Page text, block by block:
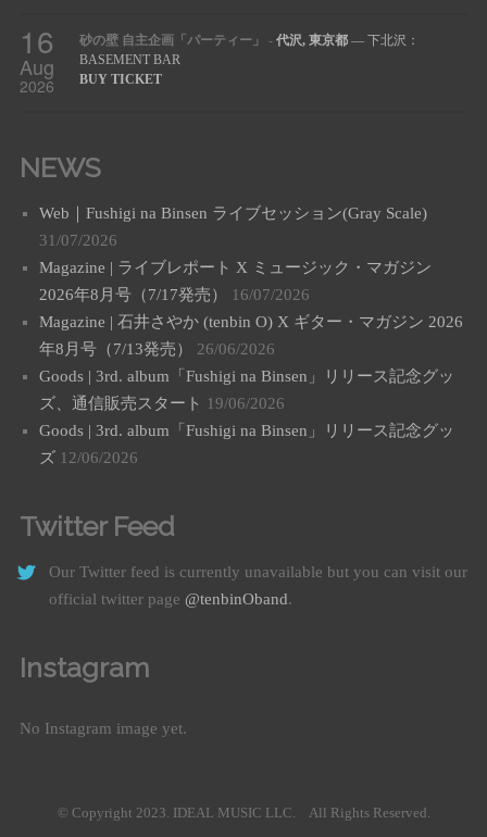
16
Aug
2026
砂の壁 自主企画「パーティー」 - 代沢, 東京都— 下北沢：
BASEMENT BAR
BUY TICKET
NEWS
Web｜Fushigi na Binsen ライブセッション(Gray Scale)
31/07/2026
Magazine | ライブレポート X ミュージック・マガジン
2026年8月号（7/17発売）
16/07/2026
Magazine | 石井さやか (tenbin O) X ギター・マガジン 2026
年8月号（7/13発売）
26/06/2026
Goods | 3rd. album「Fushigi na Binsen」リリース記念グッ
ズ、通信販売スタート
19/06/2026
Goods | 3rd. album「Fushigi na Binsen」リリース記念グッ
ズ 12/06/2026
Twitter Feed
Our Twitter feed is currently unavailable but you can visit our
official twitter page @tenbinOband.
Instagram
No Instagram image yet.
© Copyright 2023. IDEAL MUSIC LLC. All Rights Reserved.